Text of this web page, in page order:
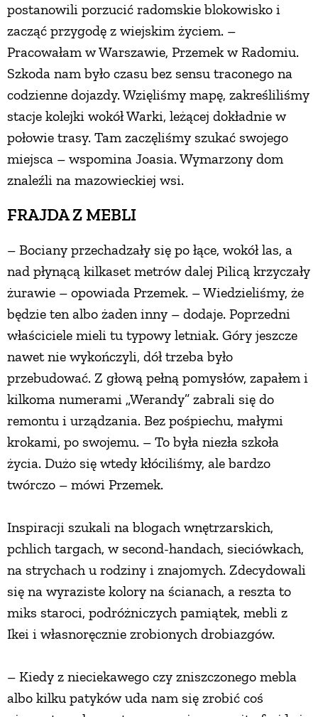
postanowili porzucić radomskie blokowisko i
zacząć przygodę z wiejskim życiem. –
Pracowałam w Warszawie, Przemek w Radomiu.
Szkoda nam było czasu bez sensu traconego na
codzienne dojazdy. Wzięliśmy mapę, zakreśliliśmy
stacje kolejki wokół Warki, leżącej dokładnie w
połowie trasy. Tam zaczęliśmy szukać swojego
miejsca – wspomina Joasia. Wymarzony dom
znaleźli na mazowieckiej wsi.
FRAJDA Z MEBLI
– Bociany przechadzały się po łące, wokół las, a
nad płynącą kilkaset metrów dalej Pilicą krzyczały
żurawie – opowiada Przemek. – Wiedzieliśmy, że
będzie ten albo żaden inny – dodaje. Poprzedni
właściciele mieli tu typowy letniak. Góry jeszcze
nawet nie wykończyli, dół trzeba było
przebudować. Z głową pełną pomysłów, zapałem i
kilkoma numerami „Werandy” zabrali się do
remontu i urządzania. Bez pośpiechu, małymi
krokami, po swojemu. – To była niezła szkoła
życia. Dużo się wtedy kłóciliśmy, ale bardzo
twórczo – mówi Przemek.
Inspiracji szukali na blogach wnętrzarskich,
pchlich targach, w second-handach, sieciówkach,
na strychach u rodziny i znajomych. Zdecydowali
się na wyraziste kolory na ścianach, a reszta to
miks staroci, podróżniczych pamiątek, mebli z
Ikei i własnoręcznie zrobionych drobiazgów.
– Kiedy z nieciekawego czy zniszczonego mebla
albo kilku patyków uda nam się zrobić coś